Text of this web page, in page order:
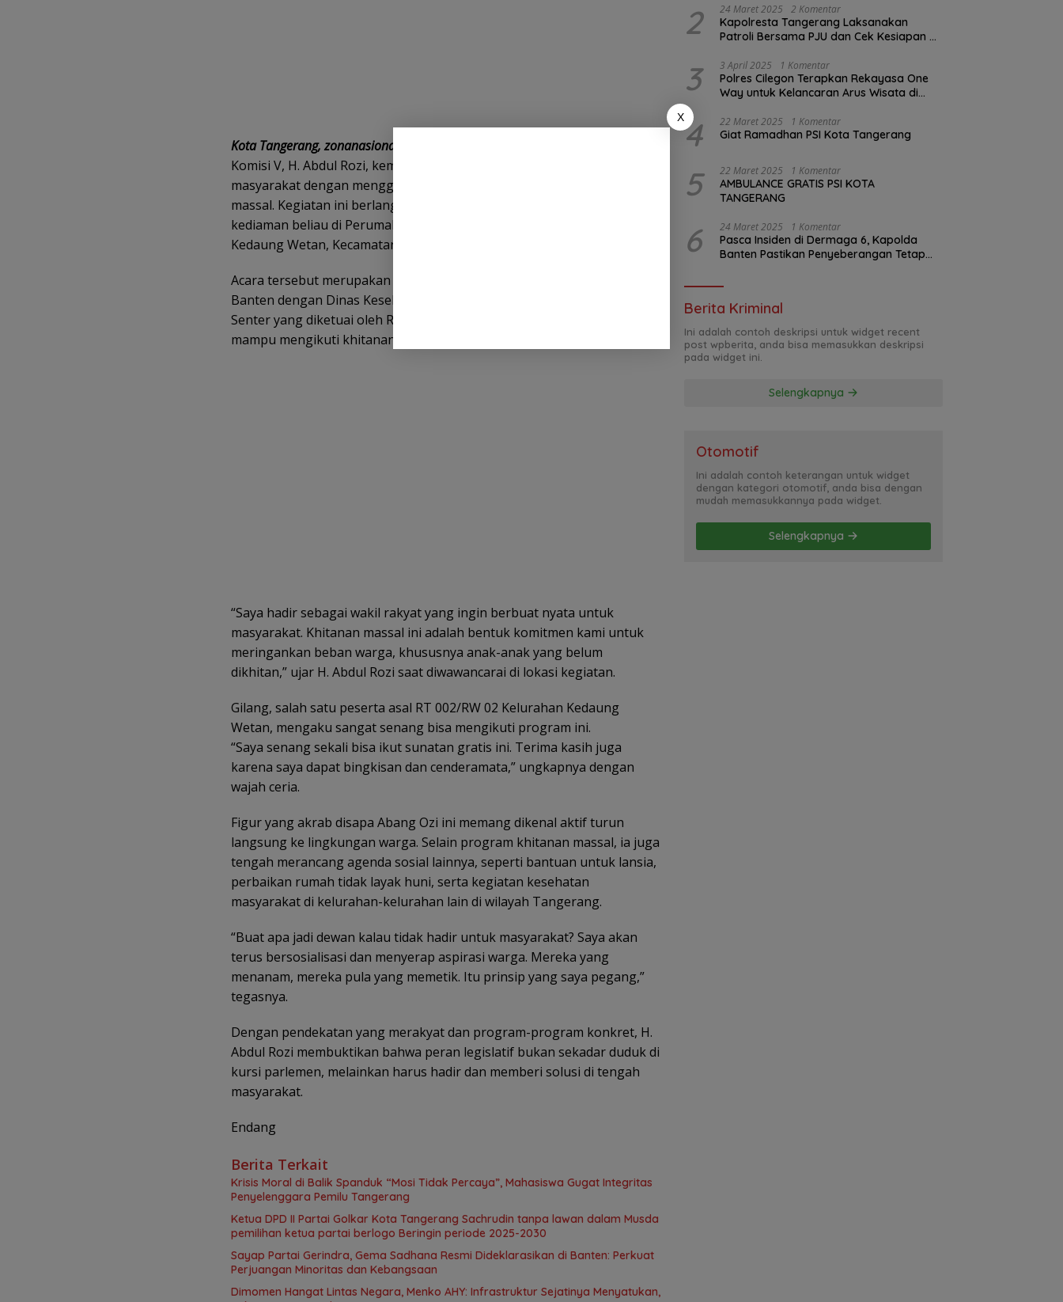
Kota Tangerang, zonanasional.id
Komisi V, H. Abdul Rozi, kembali menunjukkan kepeduliannya kepada
masyarakat dengan menggelar kegiatan bakti sosial berupa khitanan
massal. Kegiatan ini berlangsung pada Sabtu, 8 Meii 2025, bertempat di
kediaman beliau di Perumahan KORPRI, RT 01/RW 05, Kelurahan
Kedaung Wetan, Kecamatan Neglasari, Kota Tangerang.
Acara tersebut merupakan hasil kolaborasi antara Komisi V DPRD
Banten dengan Dinas Kesehatan, dan didukung oleh organisasi Radar
Senter yang diketuai oleh Risad. Sebanyak 30 anak dari keluarga kurang
mampu mengikuti khitanan massal secara gratis.
“Saya hadir sebagai wakil rakyat yang ingin berbuat nyata untuk
masyarakat. Khitanan massal ini adalah bentuk komitmen kami untuk
meringankan beban warga, khususnya anak-anak yang belum
dikhitan,” ujar H. Abdul Rozi saat diwawancarai di lokasi kegiatan.
Gilang, salah satu peserta asal RT 002/RW 02 Kelurahan Kedaung
Wetan, mengaku sangat senang bisa mengikuti program ini.
“Saya senang sekali bisa ikut sunatan gratis ini. Terima kasih juga
karena saya dapat bingkisan dan cenderamata,” ungkapnya dengan
wajah ceria.
Figur yang akrab disapa Abang Ozi ini memang dikenal aktif turun
langsung ke lingkungan warga. Selain program khitanan massal, ia juga
tengah merancang agenda sosial lainnya, seperti bantuan untuk lansia,
perbaikan rumah tidak layak huni, serta kegiatan kesehatan
masyarakat di kelurahan-kelurahan lain di wilayah Tangerang.
“Buat apa jadi dewan kalau tidak hadir untuk masyarakat? Saya akan
terus bersosialisasi dan menyerap aspirasi warga. Mereka yang
menanam, mereka pula yang memetik. Itu prinsip yang saya pegang,”
tegasnya.
Dengan pendekatan yang merakyat dan program-program konkret, H.
Abdul Rozi membuktikan bahwa peran legislatif bukan sekadar duduk di
kursi parlemen, melainkan harus hadir dan memberi solusi di tengah
masyarakat.
Endang
Berita Terkait
Krisis Moral di Balik Spanduk “Mosi Tidak Percaya”, Mahasiswa Gugat Integritas
Penyelenggara Pemilu Tangerang
Ketua DPD II Partai Golkar Kota Tangerang Sachrudin tanpa lawan dalam Musda
pemilihan ketua partai berlogo Beringin periode 2025-2030
Sayap Partai Gerindra, Gema Sadhana Resmi Dideklarasikan di Banten: Perkuat
Perjuangan Minoritas dan Kebangsaan
Dimomen Hangat Lintas Negara, Menko AHY: Infrastruktur Sejatinya Menyatukan,
2 24 Maret 2025 2 Komentar
Kapolresta Tangerang Laksanakan
Patroli Bersama PJU dan Cek Kesiapan di
3 3 April 2025 1 Komentar
Polres Cilegon Terapkan Rekayasa One
Way untuk Kelancaran Arus Wisata di
4 22 Maret 2025 1 Komentar
Giat Ramadhan PSI Kota Tangerang
5 22 Maret 2025 1 Komentar
AMBULANCE GRATIS PSI KOTA
TANGERANG
6 24 Maret 2025 1 Komentar
Pasca Insiden di Dermaga 6, Kapolda
Banten Pastikan Penyeberangan Tetap
Berita Kriminal
Ini adalah contoh deskripsi untuk widget recent
post wpberita, anda bisa memasukkan deskripsi
pada widget ini.
Selengkapnya
Otomotif
Ini adalah contoh keterangan untuk widget
dengan kategori otomotif, anda bisa dengan
mudah memasukkannya pada widget.
Selengkapnya
X